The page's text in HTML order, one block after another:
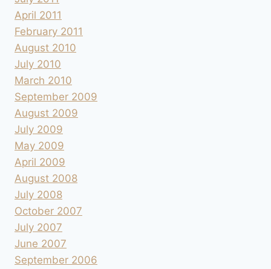
April 2011
February 2011
August 2010
July 2010
March 2010
September 2009
August 2009
July 2009
May 2009
April 2009
August 2008
July 2008
October 2007
July 2007
June 2007
September 2006